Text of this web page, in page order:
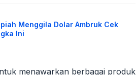
Menggila Dolar Ambruk Cek
Ini
menawarkan berbagai produk